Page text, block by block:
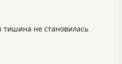
не становилась